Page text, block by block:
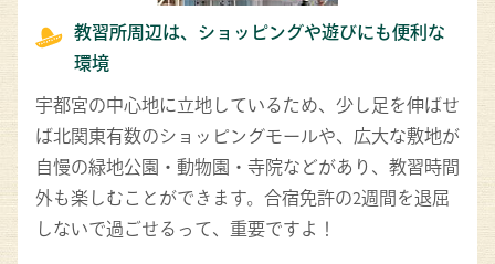
教習所周辺は、ショッピングや遊びにも便利な
環境
宇都宮の中心地に立地しているため、少し足を伸ばせ
ば北関東有数のショッピングモールや、広大な敷地が
自慢の緑地公園・動物園・寺院などがあり、教習時間
外も楽しむことができます。合宿免許の2週間を退屈
しないで過ごせるって、重要ですよ！